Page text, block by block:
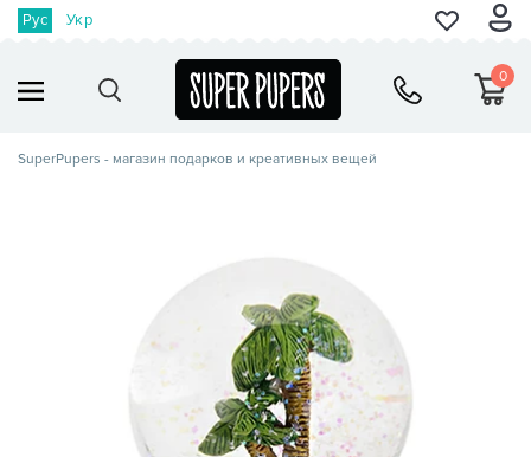
Рус Укр
0
SuperPupers - магазин подарков и креативных вещей